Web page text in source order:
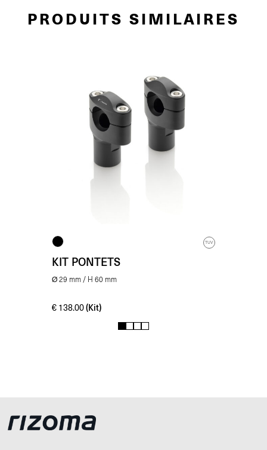
PRODUITS SIMILAIRES
TUV
KIT PONTETS
Ø 29 mm / H 60 mm
€ 138.00 (Kit)
1 2 3 4